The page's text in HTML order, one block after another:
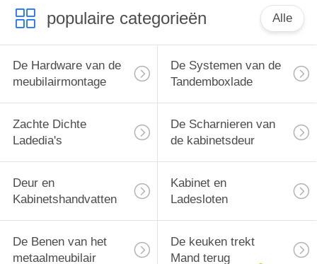
populaire categorieën Alle
De Hardware van de
meubilairmontage
De Systemen van de
Tandemboxlade
Zachte Dichte
Ladedia's
De Scharnieren van
de kabinetsdeur
Deur en
Kabinetshandvatten
Kabinet en
Ladesloten
De Benen van het
metaalmeubilair
De keuken trekt
Mand terug